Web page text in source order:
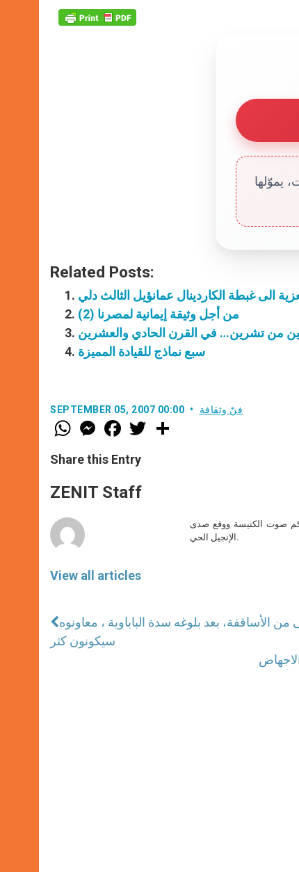
يموّلها
Related Posts:
الى غبطة الكاردينال عمانؤيل الثالث دلي
من أجل وثيقة إيمانية لمصرنا (2)
من تشرين… في القرن الحادي والعشرين
سبع نماذج للقيادة المميزة
SEPTEMBER 05, 2007 00:00 فنّ وثقافة
W
h
t
s
p
p
M
e
s
e
g
e
F
a
e
b
o
k
w
Share this Entry
ZENIT Staff
View all articles
صوت الكنيسة ووقع صدى
الإنجيل الحي.
سبتمبر ، الدفعة الأولى من الأساقفة، بعد بلوغه سدة الباباوية ، معاونوه
سيكونون كثر